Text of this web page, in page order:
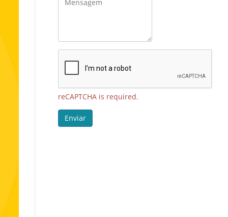
reCAPTCHA is required.
Enviar